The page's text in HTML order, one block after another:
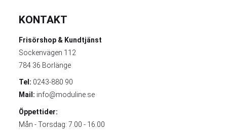
KONTAKT
Frisörshop & Kundtjänst
Sockenvägen 112
784 36 Borlänge
Tel: 0243-880 90
Mail: info@moduline.se
Öppettider:
Mån - Torsdag: 7.00 - 16.00